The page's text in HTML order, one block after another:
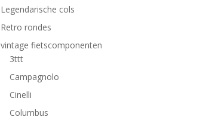
Legendarische cols
Retro rondes
vintage fietscomponenten
3ttt
Campagnolo
Cinelli
Columbus